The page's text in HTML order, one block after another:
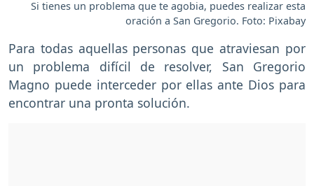
Si tienes un problema que te agobia, puedes realizar esta
oración a San Gregorio. Foto: Pixabay
Para todas aquellas personas que atraviesan por
un problema difícil de resolver, San Gregorio
Magno puede interceder por ellas ante Dios para
encontrar una pronta solución.